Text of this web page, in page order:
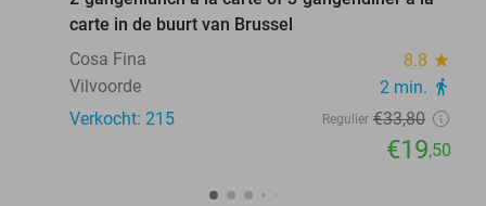
carte in de buurt van Brussel
Cosa Fina
8.8 star
Vilvoorde 2 min. directions_walk
Verkocht: 215 Regulier €33,80
€19,50